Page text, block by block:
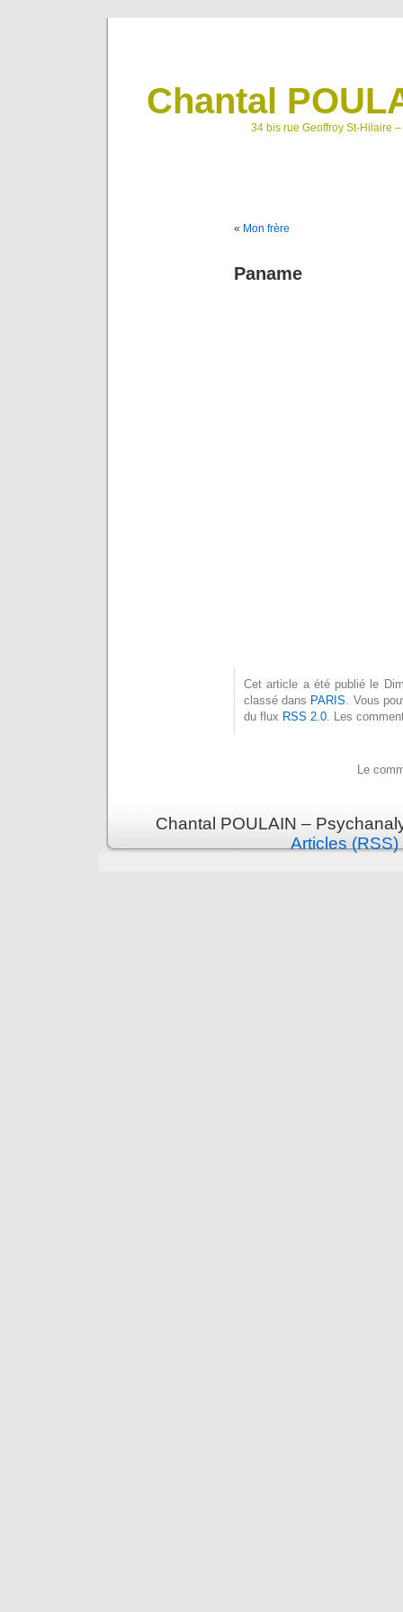
Chantal
34 bis rue Geoffroy St-Hilaire
« Mon frère
Paname
Cet article a été publié le
classé dans PARIS . Vous
du flux RSS 2.0 . Les
Le
Chantal POULAIN –
Articles (RSS)